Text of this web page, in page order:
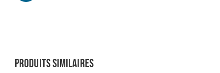
Produits similaires